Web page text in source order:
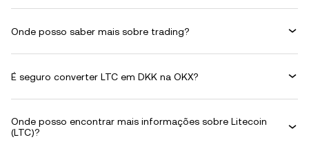
Onde posso saber mais sobre trading?
É seguro converter LTC em DKK na OKX?
Onde posso encontrar mais informações sobre Litecoin
(LTC)?